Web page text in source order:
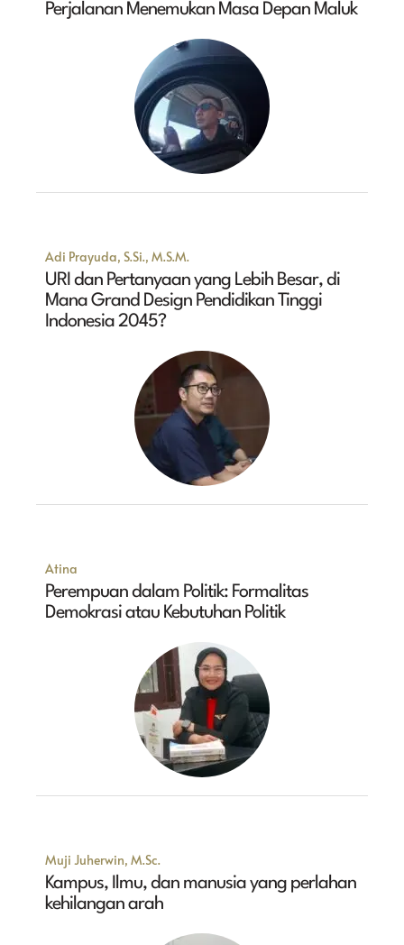
Perjalanan Menemukan Masa Depan Maluk
Adi Prayuda, S.Si., M.S.M.
URI dan Pertanyaan yang Lebih Besar, di
Mana Grand Design Pendidikan Tinggi
Indonesia 2045?
Atina
Perempuan dalam Politik: Formalitas
Demokrasi atau Kebutuhan Politik
Muji Juherwin, M.Sc.
Kampus, Ilmu, dan manusia yang perlahan
kehilangan arah